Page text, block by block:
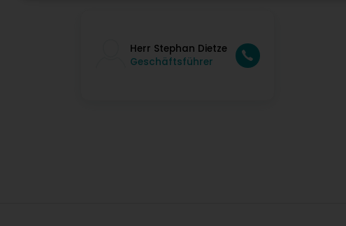
Herr Stephan Dietze
Geschäftsführer